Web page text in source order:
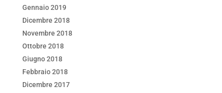
Gennaio 2019
Dicembre 2018
Novembre 2018
Ottobre 2018
Giugno 2018
Febbraio 2018
Dicembre 2017